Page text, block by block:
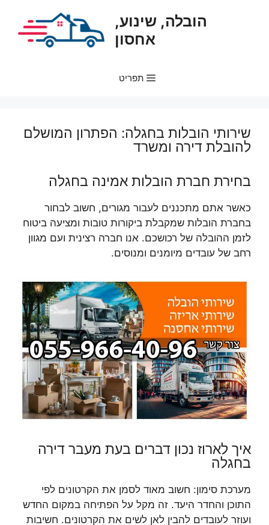
הובלה, שינוע,
אחסון
תפריט
שירותי הובלות בחגלה: הפתרון המושלם
להובלת דירה ומשרד
בחירת חברת הובלות אמינה בחגלה
כאשר אתם מתכננים לעבור מגורים, חשוב לבחור
בחברת הובלות שמקבלת ביקורות טובות ומציעה ביטוח
לזמן ההובלה של רכושכם. אנו חברה רצינית ועם מגוון
רחב של עובדים מיומנים ומנוסים.
איך לארוז נכון דברים בעת מעבר דירה
בחגלה
מערכת סימון: חשוב מאוד לסמן את הקרטונים לפי
התוכן והחדר היעד. זה מקל על הפתיחה במקום החדש
ועוזר לעובדים להבין לאן לשים את הקרטונים. חשיבות